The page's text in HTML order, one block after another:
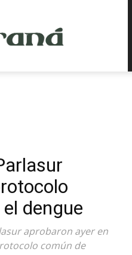
dengue
aprobaron ayer en
común de